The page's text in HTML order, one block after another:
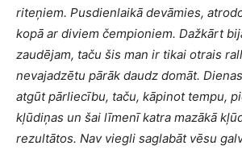
riteņiem. Pusdienlaikā devāmies,
kopā ar diviem čempioniem. Dažkārt
zaudējam, taču šis man ir tikai otrais
nevajadzētu pārāk daudz domāt.
atgūt pārliecību, taču, kāpinot tempu,
kļūdiņas un šai līmenī katra mazākā
rezultātos. Nav viegli saglabāt vēsu